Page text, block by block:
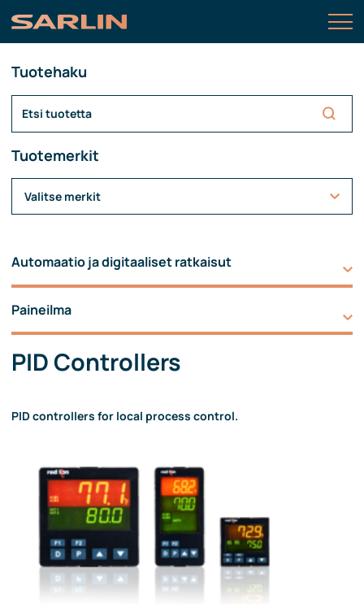
Tuotehaku
Tuotemerkit
Valitse merkit
Automaatio ja digitaaliset ratkaisut
Paineilma
PID Controllers
PID controllers for local process control.